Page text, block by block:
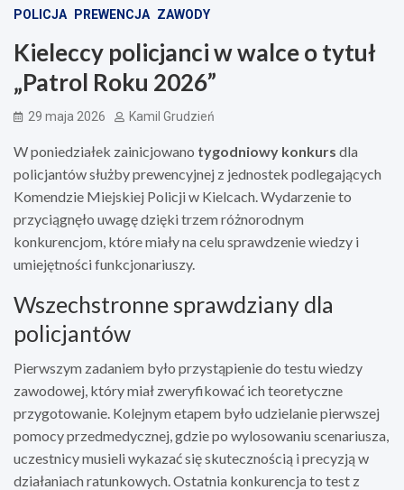
POLICJA PREWENCJA ZAWODY
Kieleccy policjanci w walce o tytuł
„Patrol Roku 2026”
29 maja 2026 Kamil Grudzień
W poniedziałek zainicjowano tygodniowy konkurs dla
policjantów służby prewencyjnej z jednostek podlegających
Komendzie Miejskiej Policji w Kielcach. Wydarzenie to
przyciągnęło uwagę dzięki trzem różnorodnym
konkurencjom, które miały na celu sprawdzenie wiedzy i
umiejętności funkcjonariuszy.
Wszechstronne sprawdziany dla
policjantów
Pierwszym zadaniem było przystąpienie do testu wiedzy
zawodowej, który miał zweryfikować ich teoretyczne
przygotowanie. Kolejnym etapem było udzielanie pierwszej
pomocy przedmedycznej, gdzie po wylosowaniu scenariusza,
uczestnicy musieli wykazać się skutecznością i precyzją w
działaniach ratunkowych. Ostatnia konkurencja to test z